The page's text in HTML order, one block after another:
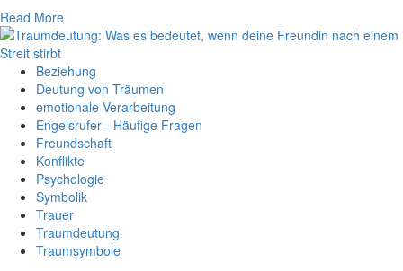
Read More
Beziehung
Deutung von Träumen
emotionale Verarbeitung
Engelsrufer - Häufige Fragen
Freundschaft
Konflikte
Psychologie
Symbolik
Trauer
Traumdeutung
Traumsymbole